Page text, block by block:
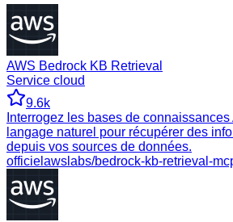
AWS Bedrock KB Retrieval
Service cloud
9.6k
Interrogez les bases de
langage naturel pour récupérer des
depuis vos sources de données.
officiel awslabs/bedrock-kb-retrieval-